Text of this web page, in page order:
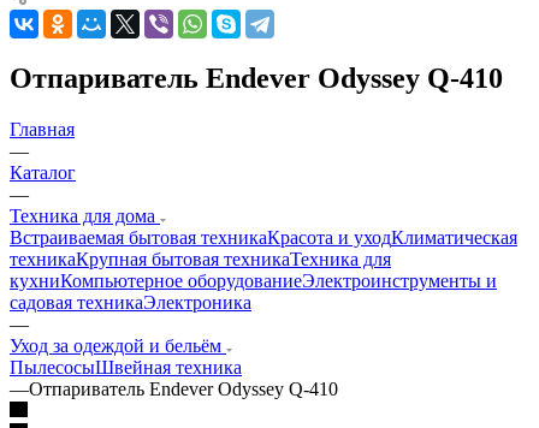
Отпариватель Endever Odyssey Q-410
Главная
—
Каталог
—
Техника для дома
Встраиваемая бытовая техникаКрасота и уходКлиматическая
техникаКрупная бытовая техникаТехника для
кухниКомпьютерное оборудованиеЭлектроинструменты и
садовая техникаЭлектроника
—
Уход за одеждой и бельём
ПылесосыШвейная техника
—Отпариватель Endever Odyssey Q-410